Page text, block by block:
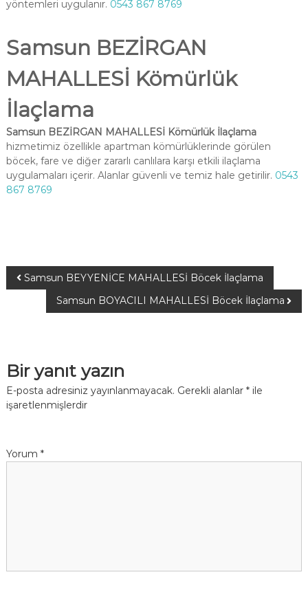
yöntemleri uygulanır. 0543 867 8769
Samsun BEZİRGAN
MAHALLESİ Kömürlük
İlaçlama
Samsun BEZİRGAN MAHALLESİ Kömürlük İlaçlama
hizmetimiz özellikle apartman kömürlüklerinde görülen
böcek, fare ve diğer zararlı canlılara karşı etkili ilaçlama
uygulamaları içerir. Alanlar güvenli ve temiz hale getirilir. 0543
867 8769
Samsun BEYYENİCE MAHALLESİ Böcek İlaçlama
Samsun BOYACILI MAHALLESİ Böcek İlaçlama
Bir yanıt yazın
E-posta adresiniz yayınlanmayacak. Gerekli alanlar *ile
işaretlenmişlerdir
Yorum *